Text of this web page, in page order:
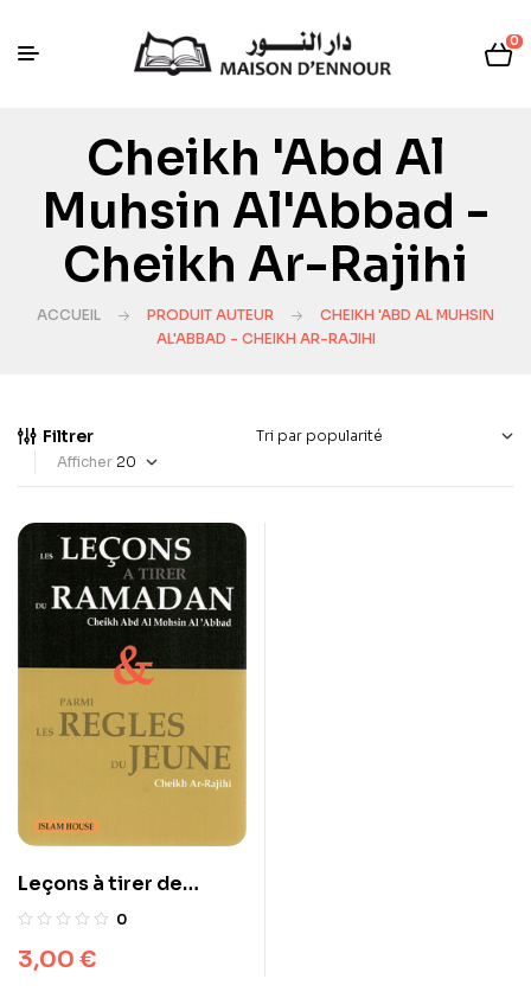
0
Cheikh 'Abd Al
Muhsin Al'Abbad -
Cheikh Ar-Rajihi
ACCUEIL PRODUIT AUTEUR
CHEIKH 'ABD AL MUHSIN
AL'ABBAD - CHEIKH AR-RAJIHI
Filtrer
Afficher
Leçons à tirer de
ramadan et parmi les
0
3,00 €